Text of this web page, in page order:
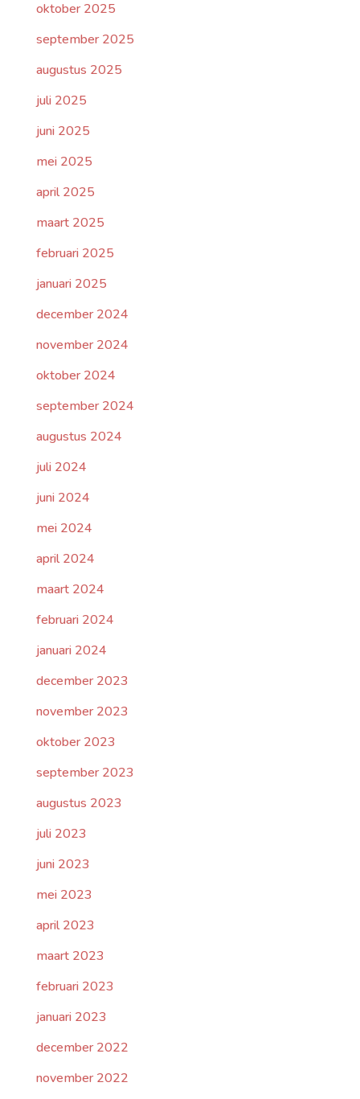
oktober 2025
september 2025
augustus 2025
juli 2025
juni 2025
mei 2025
april 2025
maart 2025
februari 2025
januari 2025
december 2024
november 2024
oktober 2024
september 2024
augustus 2024
juli 2024
juni 2024
mei 2024
april 2024
maart 2024
februari 2024
januari 2024
december 2023
november 2023
oktober 2023
september 2023
augustus 2023
juli 2023
juni 2023
mei 2023
april 2023
maart 2023
februari 2023
januari 2023
december 2022
november 2022